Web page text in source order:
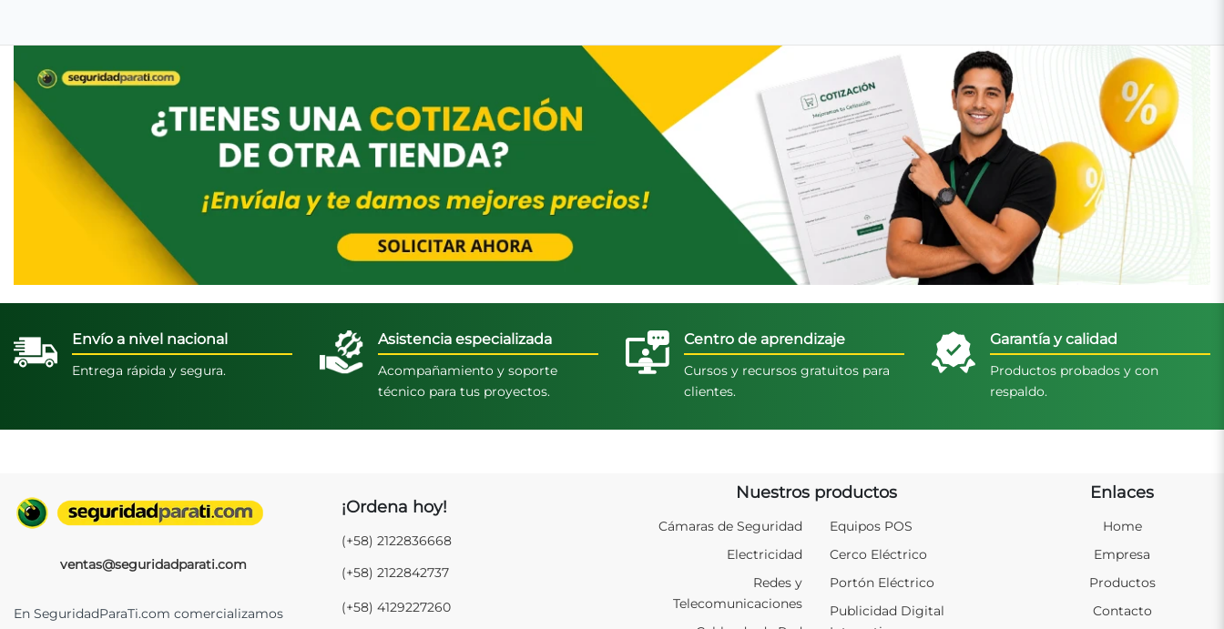
Envío a nivel nacional
Entrega rápida y segura.
Asistencia especializada
Acompañamiento y soporte
técnico para tus proyectos.
Centro de aprendizaje
Cursos y recursos gratuitos para
clientes.
Garantía y calidad
Productos probados y con
respaldo.
ventas@seguridadparati.com
En SeguridadParaTi.com comercializamos
¡Ordena hoy!
(+58) 2122836668
(+58) 2122842737
(+58) 4129227260
Nuestros productos
Cámaras de Seguridad
Electricidad
Redes y
Telecomunicaciones
Equipos POS
Cerco Eléctrico
Portón Eléctrico
Publicidad Digital
Enlaces
Home
Empresa
Productos
Contacto